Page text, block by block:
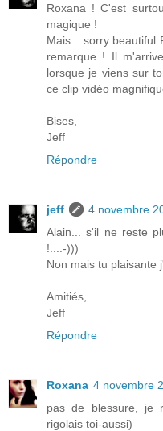
Roxana ! C'est
magique !
Mais... sorry beautiful
remarque ! Il
lorsque je viens sur
ce clip vidéo
Bises,
Jeff
Répondre
jeff
4 novembre
Alain... s'il ne reste
!...:-)))
Non mais tu plaisante
Amitiés,
Jeff
Répondre
Roxana 4 novembre
pas de blessure, je
rigolais toi-aussi)